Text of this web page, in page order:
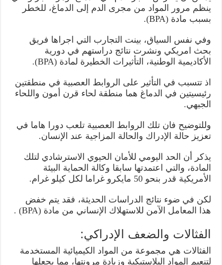
ينظم مرور المواد من مجرى الدم إلى الدماغ، للخطر
بسبب مادة (BPA).
وفي نفس السياق، بينت التجارب التي اجراها فريق
بحث امريكي ونشرت نتائج دراستهم في دورية
الأكاديمية الوطنية، التأثيرات الخطيرة لمادة (BPA).
اذ تتسبب في التأثير على الروابط العصبية في منطقتين
رئيسيتين في الدماغ هما منطقة لحاء قرن أمون واللحاء
الجبهي.
وللتوضيح فان تلك الروابط العصبية تلعب دورا هاما في
تعزيز حالة الإدراك والحالة المزاجية عند الإنسان.
يذكر أن الحد اليومي للأمان الحيوي الاسترشادي لتلك
المادة، والتي اعتمدتها سابقا وكالة الحماية البيئة
الأمريكية قدر بنحو 50 مايكرو غراما لكل كيلو غرام.
لكن في ضوء نتائج الدراسات الحديثة، فقد يتم خفض
هذا المعامل الآمن للاستهلاك الإنساني من مادة (BPA) .
الفثالات والضعف الإدراكي:
الفثالات هي مجموعة من المواد الكيميائية المستخدمة
لتنعيم المواد البلاستيكية وزيادة مرونتها، مما يجعلها